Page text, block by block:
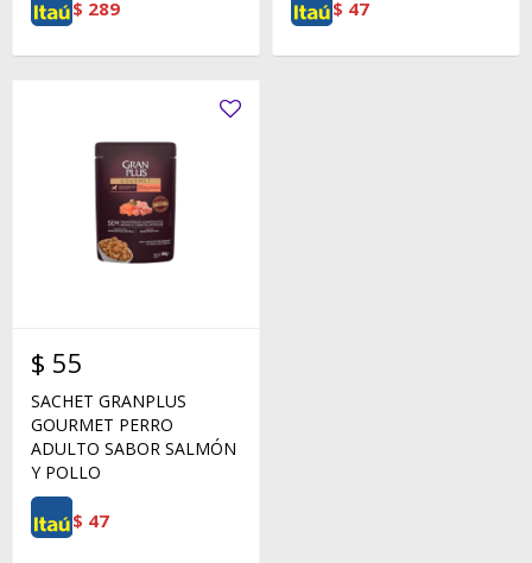
$ 289 $ 47
$ 55
SACHET GRANPLUS
GOURMET PERRO
ADULTO SABOR SALMÓN
Y POLLO
$ 47